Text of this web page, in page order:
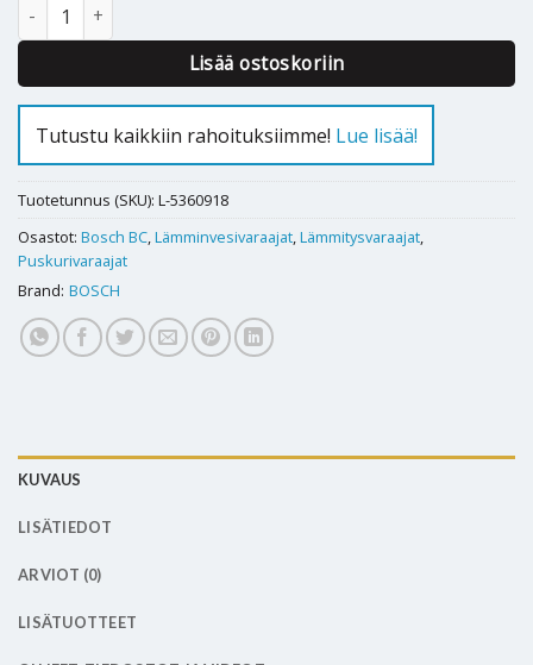
Puskurivaraaja Bosch BC 500 määrä
Lisää ostoskoriin
Tutustu kaikkiin rahoituksiimme! Lue lisää!
Tuotetunnus (SKU): L-5360918
Osastot: Bosch BC,Lämminvesivaraajat,Lämmitysvaraajat,
Puskurivaraajat
Brand: BOSCH
KUVAUS
LISÄTIEDOT
ARVIOT (0)
LISÄTUOTTEET